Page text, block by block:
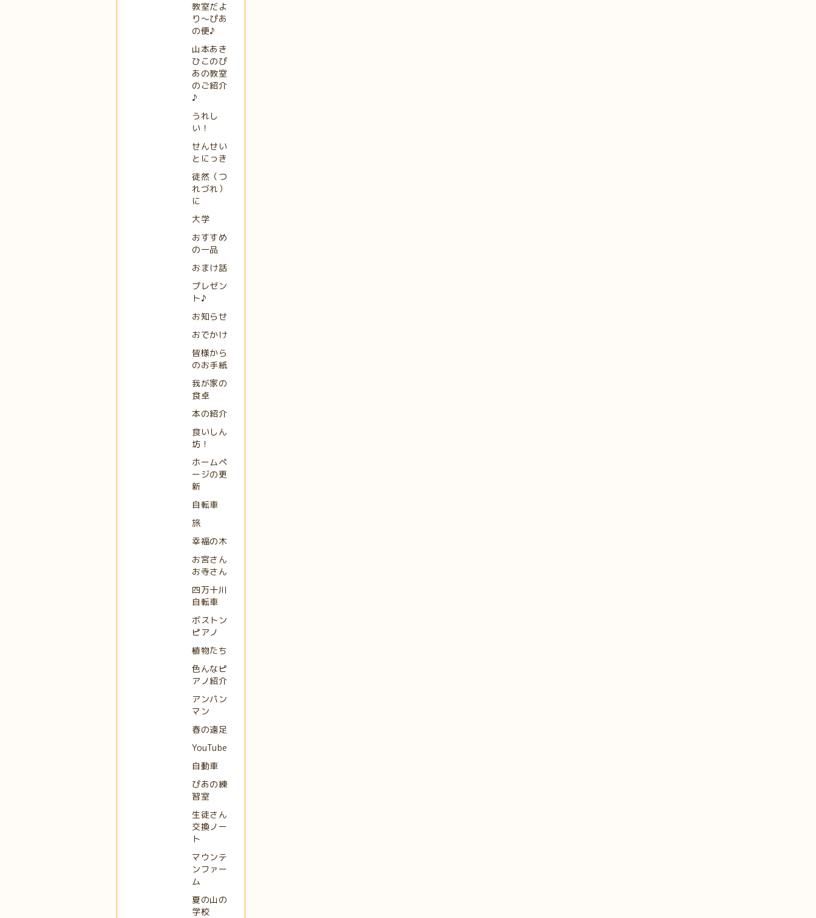
教室だよ
り～ぴあ
の便♪
山本あき
ひこのぴ
あの教室
のご紹介
♪
うれし
い！
せんせい
とにっき
徒然（つ
れづれ）
に
大学
おすすめ
の一品
おまけ話
プレゼン
ト♪
お知らせ
おでかけ
皆様から
のお手紙
我が家の
食卓
本の紹介
食いしん
坊！
ホームペ
ージの更
新
自転車
旅
幸福の木
お宮さん
お寺さん
四万十川
自転車
ボストン
ピアノ
植物たち
色んなピ
アノ紹介
アンパン
マン
春の遠足
YouTube
自動車
ぴあの練
習室
生徒さん
交換ノー
ト
マウンテ
ンファー
ム
夏の山の
学校